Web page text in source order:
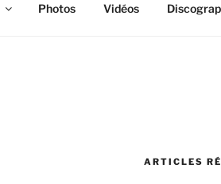
Photos Vidéos
ARTICLES